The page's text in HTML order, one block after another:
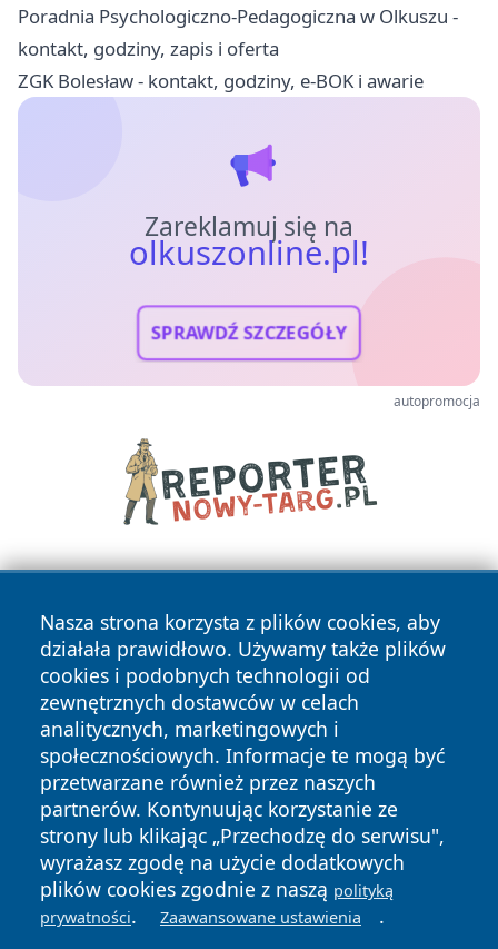
Poradnia Psychologiczno-Pedagogiczna w Olkuszu -
kontakt, godziny, zapis i oferta
ZGK Bolesław - kontakt, godziny, e-BOK i awarie
Zareklamuj się na
olkuszonline.pl!
SPRAWDŹ SZCZEGÓŁY
autopromocja
Nasza strona korzysta z plików cookies, aby
działała prawidłowo. Używamy także plików
cookies i podobnych technologii od
zewnętrznych dostawców w celach
analitycznych, marketingowych i
społecznościowych. Informacje te mogą być
przetwarzane również przez naszych
partnerów. Kontynuując korzystanie ze
strony lub klikając „Przechodzę do serwisu",
wyrażasz zgodę na użycie dodatkowych
plików cookies zgodnie z naszą polityką
prywatności. Zaawansowane ustawienia .
Copyright © 2026 olkuszonline.pl Wszystkie prawa
zastrzeżone.
News Autorzy
Polityka
Prywatności
Polityka
Cookies